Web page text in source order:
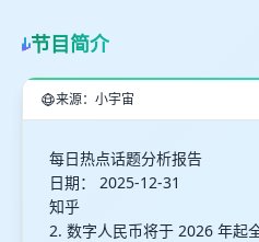
节目简介
来源：小宇宙
每日热点话题分析报告
日期： 2025-12-31
知乎
2. 数字人民币将于 2026 年起